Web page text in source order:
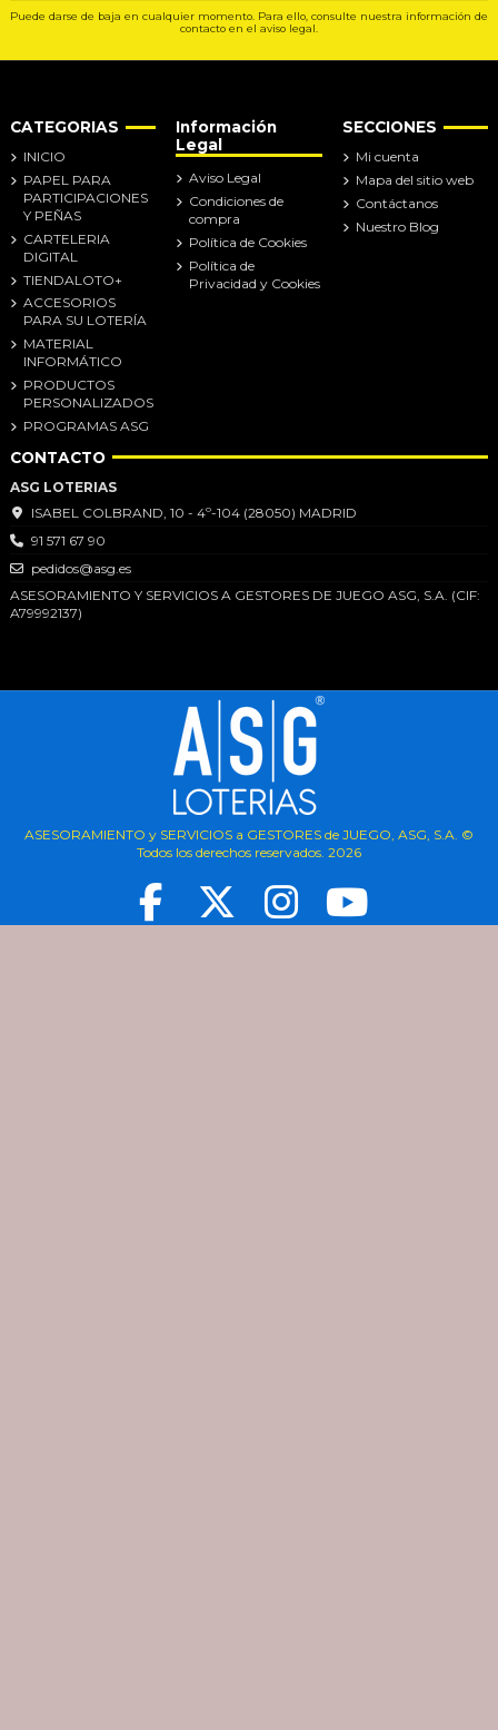
Puede darse de baja en cualquier momento. Para ello, consulte nuestra información de
contacto en el aviso legal.
CATEGORIAS
INICIO
PAPEL PARA
PARTICIPACIONES
Y PEÑAS
CARTELERIA
DIGITAL
TIENDALOTO+
ACCESORIOS
PARA SU LOTERÍA
MATERIAL
INFORMÁTICO
PRODUCTOS
PERSONALIZADOS
PROGRAMAS ASG
Información
Legal
Aviso Legal
Condiciones de
compra
Política de Cookies
Política de
Privacidad y Cookies
SECCIONES
Mi cuenta
Mapa del sitio web
Contáctanos
Nuestro Blog
CONTACTO
ASG LOTERIAS
ISABEL COLBRAND, 10 - 4º-104 (28050) MADRID
91 571 67 90
pedidos@asg.es
ASESORAMIENTO Y SERVICIOS A GESTORES DE JUEGO ASG, S.A. (CIF:
A79992137)
ASESORAMIENTO y SERVICIOS a GESTORES de JUEGO, ASG, S.A. ©
Todos los derechos reservados. 2026